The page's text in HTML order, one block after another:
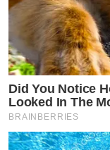
Did You Notice
Looked In The
BRAINBERRIES